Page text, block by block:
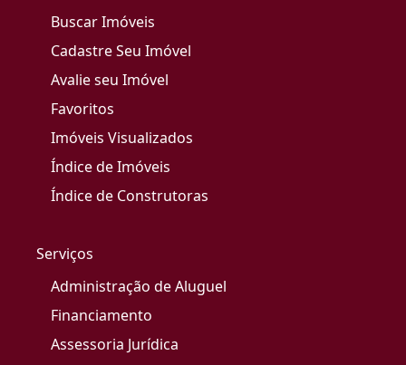
Buscar Imóveis
Cadastre Seu Imóvel
Avalie seu Imóvel
Favoritos
Imóveis Visualizados
Índice de Imóveis
Índice de Construtoras
Serviços
Administração de Aluguel
Financiamento
Assessoria Jurídica